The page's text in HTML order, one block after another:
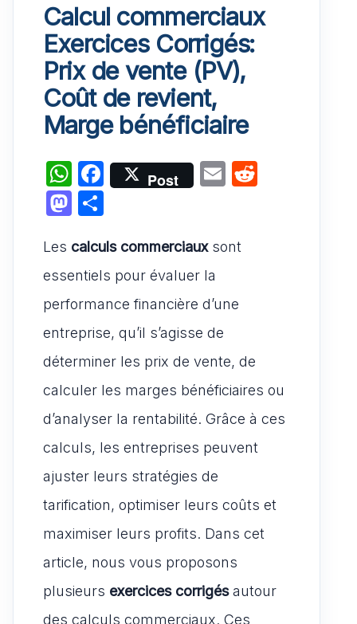
Calcul commerciaux
Exercices Corrigés:
Prix de vente (PV),
Coût de revient,
Marge bénéficiaire
W
h
at
s
A
p
p
F
a
e
b
o
o
k
Post
E
l
M
st
o
d
o
n
ta
g
er
Les calculs commerciauxsont
essentiels pour évaluer la
performance financière d’une
entreprise, qu’il s’agisse de
déterminer les prix de vente, de
calculer les marges bénéficiaires ou
d’analyser la rentabilité. Grâce à ces
calculs, les entreprises peuvent
ajuster leurs stratégies de
tarification, optimiser leurs coûts et
maximiser leurs profits. Dans cet
article, nous vous proposons
plusieurs exercices corrigésautour
des calculs commerciaux. Ces